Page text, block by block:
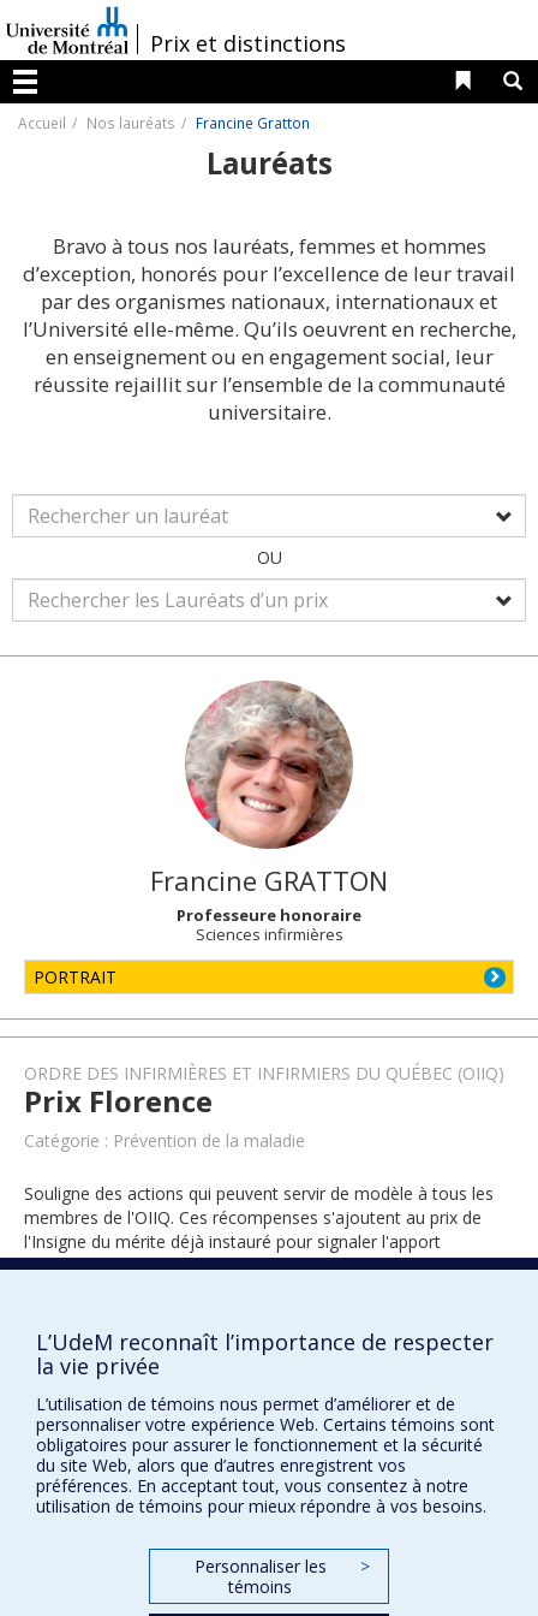
au
contenu
/Prix et distinctions
Menu
Liens
Accueil Nos lauréats Francine Gratton
Lauréats
Bravo à tous nos lauréats, femmes et hommes
d’exception, honorés pour l’excellence de leur travail
par des organismes nationaux, internationaux et
l’Université elle-même. Qu’ils oeuvrent en recherche,
en enseignement ou en engagement social, leur
réussite rejaillit sur l’ensemble de la communauté
universitaire.
OU
Francine GRATTON
Professeure honoraire
Sciences infirmières
PORTRAIT
ORDRE DES INFIRMIÈRES ET INFIRMIERS DU QUÉBEC (OIIQ)
Prix Florence
Catégorie : Prévention de la maladie
Souligne des actions qui peuvent servir de modèle à tous les
membres de l'OIIQ. Ces récompenses s'ajoutent au prix de
l'Insigne du mérite déjà instauré pour signaler l'apport
remarquable d'un membre au développement de la profession.
Prix et distinctions
L’UdeM reconnaît l’importance de respecter
la vie privée
L’utilisation de témoins nous permet d’améliorer et de
personnaliser votre expérience Web. Certains témoins sont
obligatoires pour assurer le fonctionnement et la sécurité
du site Web, alors que d’autres enregistrent vos
préférences. En acceptant tout, vous consentez à notre
utilisation de témoins pour mieux répondre à vos besoins.
Personnaliser les
témoins
>